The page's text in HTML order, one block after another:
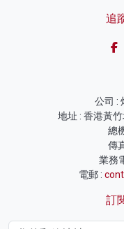
追
公司 :
地址 : 香港黃
總
傳
業務
電郵 :
訂